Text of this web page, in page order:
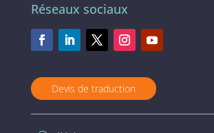
Réseaux sociaux
Devis de traduction